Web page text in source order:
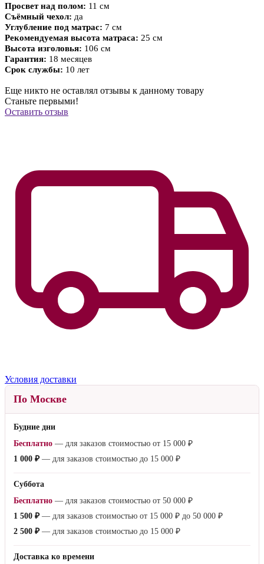
Просвет над полом: 11 см
Съёмный чехол: да
Углубление под матрас: 7 см
Рекомендуемая высота матраса: 25 см
Высота изголовья: 106 см
Гарантия: 18 месяцев
Срок службы: 10 лет
Еще никто не оставлял отзывы к данному товару
Станьте первыми!
Оставить отзыв
Условия доставки
По Москве
Будние дни
Бесплатно — для заказов стоимостью от 15 000 ₽
1 000 ₽— для заказов стоимостью до 15 000 ₽
Суббота
Бесплатно — для заказов стоимостью от 50 000 ₽
1 500 ₽— для заказов стоимостью от 15 000 ₽ до 50 000 ₽
2 500 ₽— для заказов стоимостью до 15 000 ₽
Доставка ко времени